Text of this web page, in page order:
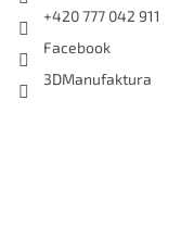
+420 777 042 911
Facebook
3DManufaktura